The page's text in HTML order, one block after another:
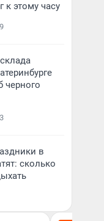
к этому часу
черного
в
сколько